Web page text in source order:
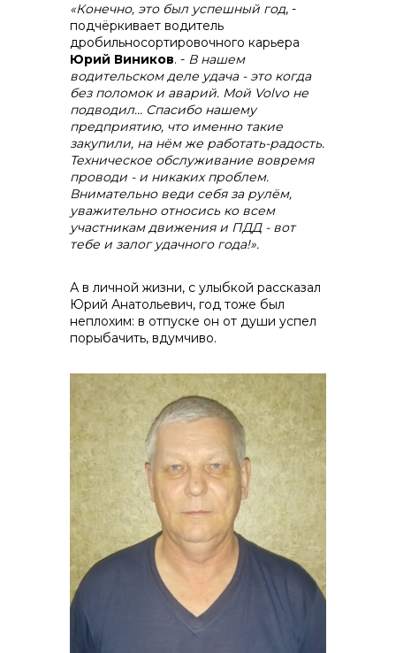
«Конечно, это был успешный год, -
подчёркивает водитель
дробильносортировочного карьера
Юрий Виников. - В нашем
водительском деле удача - это когда
без поломок и аварий. Мой Volvo не
подводил… Спасибо нашему
предприятию, что именно такие
закупили, на нём же работать-радость.
Техническое обслуживание вовремя
проводи - и никаких проблем.
Внимательно веди себя за рулём,
уважительно относись ко всем
участникам движения и ПДД - вот
тебе и залог удачного года!».
А в личной жизни, с улыбкой рассказал
Юрий Анатольевич, год тоже был
неплохим: в отпуске он от души успел
порыбачить, вдумчиво.